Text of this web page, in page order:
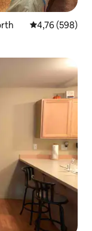
Évaluation
4,76 (598)